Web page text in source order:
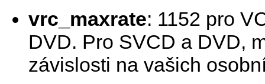
vrc_maxrate: 1152 pro
DVD. Pro SVCD a DVD,
závislosti na vašich